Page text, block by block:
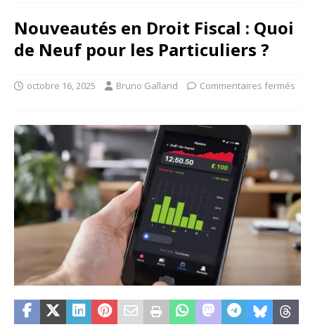
Nouveautés en Droit Fiscal : Quoi
de Neuf pour les Particuliers ?
octobre 16, 2025 Bruno Galland Commentaires fermés